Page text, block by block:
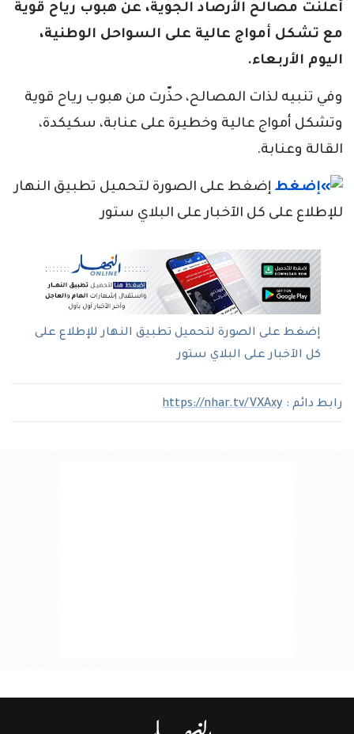
أعلنت مصالح الأرصاد الجوية، عن هبوب رياح قوية
مع تشكل أمواج عالية على السواحل الوطنية،
اليوم الأربعاء.
وفي تنبيه لذات المصالح، حذّرت من هبوب رياح قوية
وتشكل أمواج عالية وخطيرة على عنابة، سكيكدة،
القالة وعنابة.
إضغط على الصورة لتحميل تطبيق النهار
للإطلاع على كل الآخبار على البلاي ستور
إضغط على الصورة لتحميل تطبيق النهار للإطلاع على
كل الآخبار على البلاي ستور
رابط دائم : https://nhar.tv/VXAxy